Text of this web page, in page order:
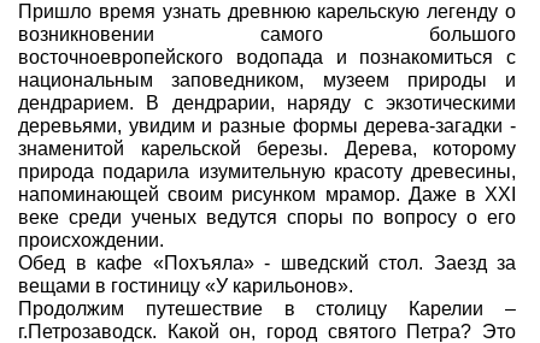
Пришло время узнать древнюю карельскую легенду о
возникновении самого большого
восточноевропейского водопада и познакомиться с
национальным заповедником, музеем природы и
дендрарием. В дендрарии, наряду с экзотическими
деревьями, увидим и разные формы дерева-загадки -
знаменитой карельской березы. Дерева, которому
природа подарила изумительную красоту древесины,
напоминающей своим рисунком мрамор. Даже в XXI
веке среди ученых ведутся споры по вопросу о его
происхождении.
Обед в кафе «Похъяла» - шведский стол. Заезд за
вещами в гостиницу «У карильонов».
Продолжим путешествие в столицу Карелии –
г.Петрозаводск. Какой он, город святого Петра? Это